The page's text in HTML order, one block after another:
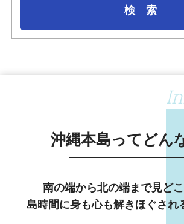
検索
沖縄本島ってどん
南の端から北の端まで見どこ
島時間に身も心も解きほぐされ